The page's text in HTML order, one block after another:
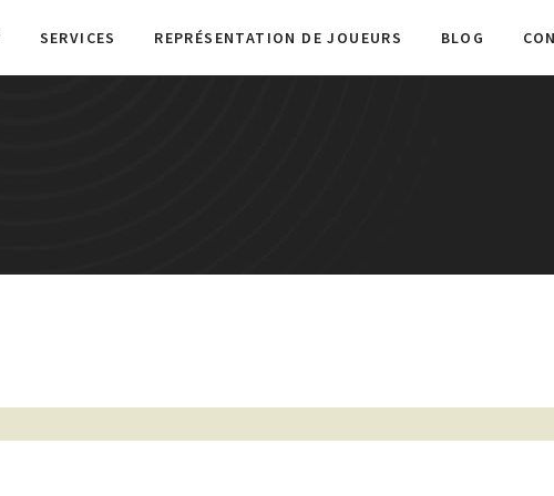
SERVICES REPRÉSENTATION DE JOUEURS BLOG